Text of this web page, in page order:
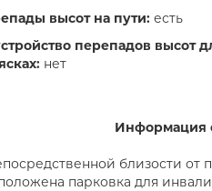
высот на пути: есть
перепадов высот
нет
Информация
близости от
парковка для